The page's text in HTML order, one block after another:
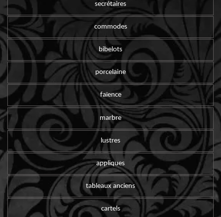
secrétaires
commodes
bibelots
porcelaine
faïence
marbre
lustres
appliques
tableaux anciens
cartels